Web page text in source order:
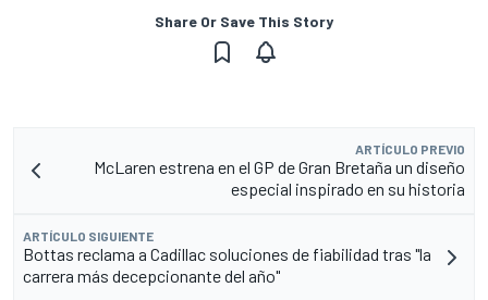
Share Or Save This Story
ARTÍCULO PREVIO
McLaren estrena en el GP de Gran Bretaña un diseño
especial inspirado en su historia
ARTÍCULO SIGUIENTE
Bottas reclama a Cadillac soluciones de fiabilidad tras "la
carrera más decepcionante del año"